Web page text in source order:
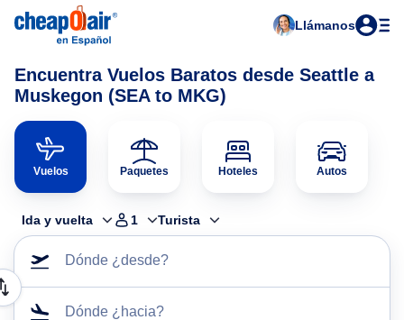
Llámanos
Encuentra Vuelos Baratos desde Seattle a
Muskegon (SEA to MKG)
Vuelos Paquetes Hoteles Autos
Ida y vuelta 1 Turista
Dónde ¿desde?
Dónde ¿hacia?